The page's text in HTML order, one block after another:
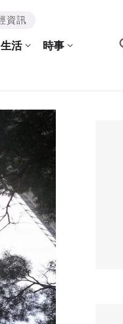
資訊
生活 時事